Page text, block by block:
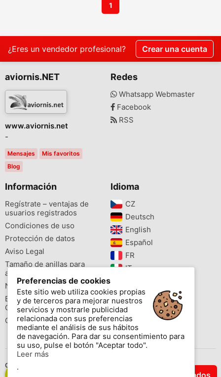
Filtrar Resultados
1
¿Eres un vendedor profesional? Crear una cuenta
aviornis.NET
www.aviornis.net
-
Mensajes
Mis favoritos
Blog
Redes
Whatsapp Webmaster
Facebook
RSS
Información
Regístrate – ventajas de
usuarios registrados
Condiciones de uso
Protección de datos
Aviso Legal
Tamaño de anillas para
aves
Newsletter
Buscador de especies
Cites
Colores de las anillas
Idioma
CZ‎
Deutsch‎
English‎
Español‎
FR‎
IT‎
PL‎
PT‎
Preferencias de cookies
Este sitio web utiliza cookies propias
y de terceros para mejorar nuestros
servicios y mostrarle publicidad
relacionada con sus preferencias
mediante el análisis de sus hábitos
de navegación. Para dar su consentimiento para
su uso, pulse el botón "Aceptar todo".
Leer más
.
Contáctenos
Copyright © 2026 www.aviornis.net Tablón de anuncios gratis.